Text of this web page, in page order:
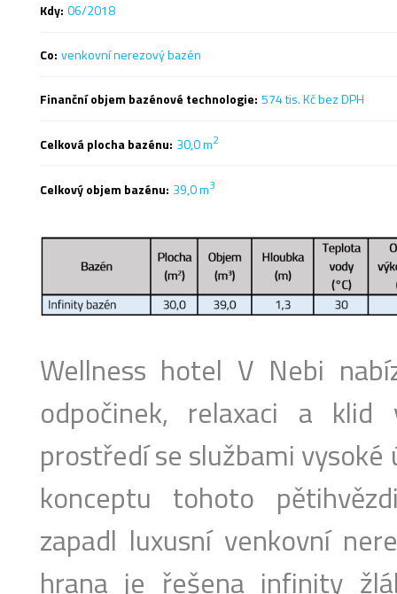
Kdy: 06/2018
Co: venkovní nerezový bazén
Finanční objem bazénové technologie: 574 tis. Kč bez DPH
Celková plocha bazénu: 30,0 m2
Celkový objem bazénu: 39,0 m3
Wellness hotel V Nebi
odpočinek, relaxaci a klid
prostředí se službami
konceptu tohoto
zapadl luxusní venkovní
hrana je řešena infinity